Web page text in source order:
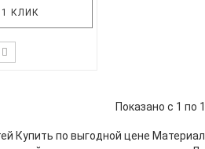
КЛИК
Верхняя дека –
Показано с 1 по
Купить по выгодной цене